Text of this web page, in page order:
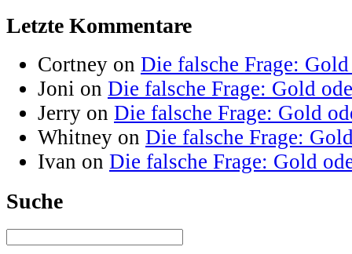
Letzte Kommentare
Cortney on Die falsche Frage:
Joni on Die falsche Frage: Gold
Jerry on Die falsche Frage: Gold
Whitney on Die falsche Frage:
Ivan on Die falsche Frage: Gold
Suche